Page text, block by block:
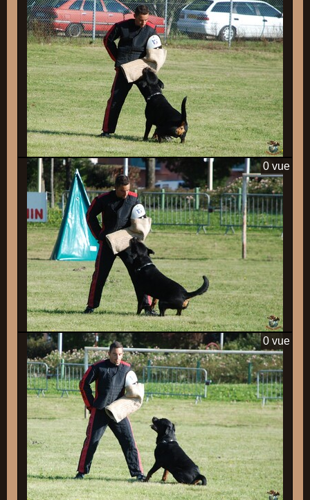
0 vue
0 vue